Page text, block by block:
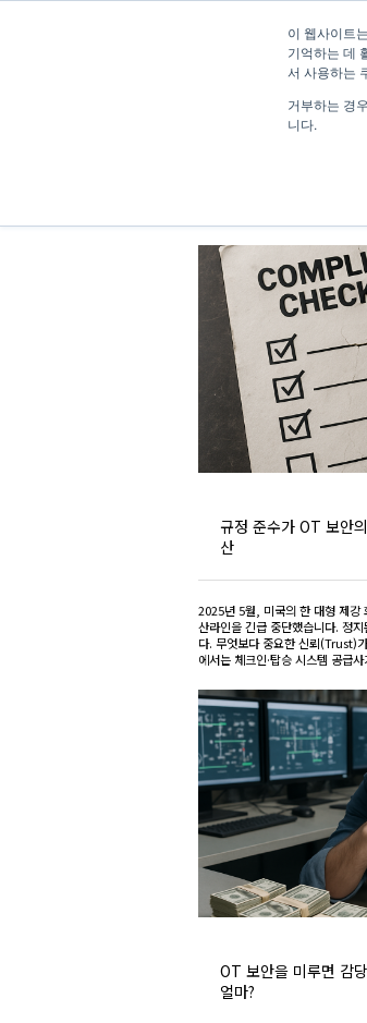
이 웹사이트
기억하는 데
서 사용하는
거부하는 경
니다.
규정 준수가 OT 보안
산
2025년 5월, 미국의 한 대형 제강
산라인을 긴급 중단했습니다. 정
다. 무엇보다 중요한 신뢰(Trust)
에서는 체크인·탑승 시스템 공급
OT 보안을 미루면 감
얼마?